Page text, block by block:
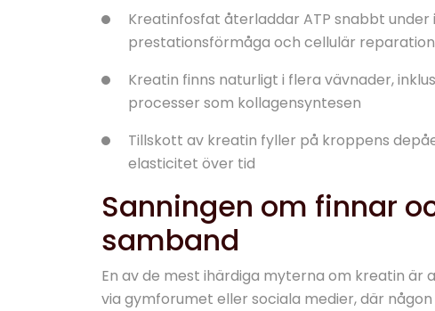
Kreatinfosfat återladdar ATP snabbt
prestationsförmåga och cellulär reparation
Kreatin finns naturligt i flera vävnader,
processer som kollagensyntesen
Tillskott av kreatin fyller på kroppens
elasticitet över tid
Sanningen om finnar
samband
En av de mest ihärdiga myterna om kreatin är
via gymforumet eller sociala medier, där